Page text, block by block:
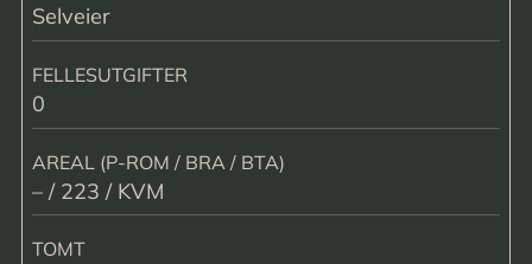
Selveier
FELLESUTGIFTER
0
AREAL (P-ROM / BRA / BTA)
– / 223 / KVM
TOMT